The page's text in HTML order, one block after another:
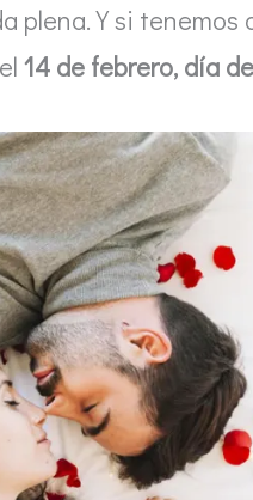
plena. Y si
14 de febrero, día